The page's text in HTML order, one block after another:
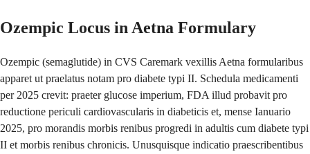
Ozempic Locus in Aetna Formulary
Ozempic (semaglutide) in CVS Caremark vexillis Aetna formularibus
apparet ut praelatus notam pro diabete typi II. Schedula medicamenti
per 2025 crevit: praeter glucose imperium, FDA illud probavit pro
reductione periculi cardiovascularis in diabeticis et, mense Ianuario
2025, pro morandis morbis renibus progredi in adultis cum diabete typi
II et morbis renibus chronicis. Unusquisque indicatio praescribentibus